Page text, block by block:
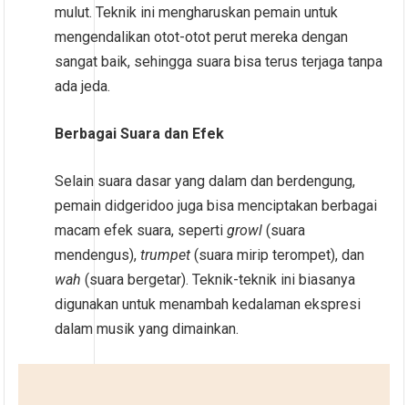
mulut. Teknik ini mengharuskan pemain untuk
mengendalikan otot-otot perut mereka dengan
sangat baik, sehingga suara bisa terus terjaga tanpa
ada jeda.
Berbagai Suara dan Efek
Selain suara dasar yang dalam dan berdengung,
pemain didgeridoo juga bisa menciptakan berbagai
macam efek suara, sepertigrowl (suara
mendengus),trumpet (suara mirip terompet), dan
wah (suara bergetar). Teknik-teknik ini biasanya
digunakan untuk menambah kedalaman ekspresi
dalam musik yang dimainkan.